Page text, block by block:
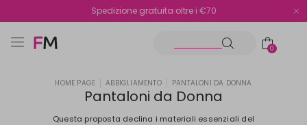
Reso facile e veloce
Spedizione gratuita oltre i €70
0
HOME PAGE ABBIGLIAMENTO PANTALONI DA DONNA
Pantaloni da Donna
Questa proposta declina i materiali essenziali del